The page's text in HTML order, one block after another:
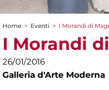
Tu sei qui
Home > Eventi > I Morandi di
I Morandi
26/01/2016
Galleria d'Arte Moderna